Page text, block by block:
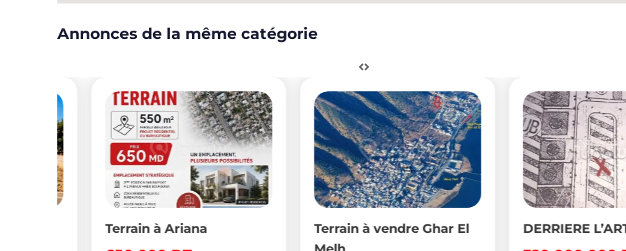
Annonces de la même catégorie
Terrain à Ariana
Terrain à vendre Ghar El
DERRIERE